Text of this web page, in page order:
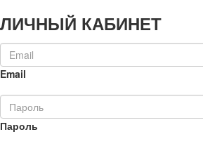
ЛИЧНЫЙ КАБИНЕТ
Email
Пароль